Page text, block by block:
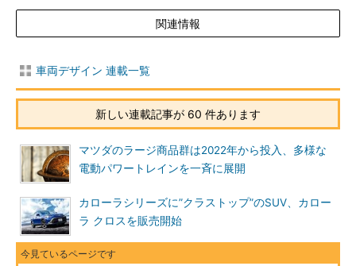
関連情報
車両デザイン 連載一覧
新しい連載記事が 60 件あります
マツダのラージ商品群は2022年から投入、多様な
電動パワートレインを一斉に展開
カローラシリーズに”クラストップ”のSUV、カロー
ラ クロスを販売開始